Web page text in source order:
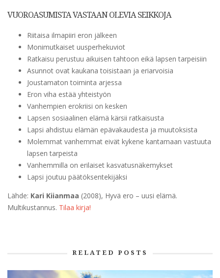
VUOROASUMISTA VASTAAN OLEVIA SEIKKOJA
Riitaisa ilmapiiri eron jälkeen
Monimutkaiset uusperhekuviot
Ratkaisu perustuu aikuisen tahtoon eikä lapsen tarpeisiin
Asunnot ovat kaukana toisistaan ja eriarvoisia
Joustamaton toiminta arjessa
Eron viha estää yhteistyön
Vanhempien erokriisi on kesken
Lapsen sosiaalinen elämä kärsii ratkaisusta
Lapsi ahdistuu elämän epävakaudesta ja muutoksista
Molemmat vanhemmat eivät kykene kantamaan vastuuta
lapsen tarpeista
Vanhemmilla on erilaiset kasvatusnäkemykset
Lapsi joutuu päätöksentekijäksi
Lähde: Kari Kiianmaa (2008), Hyvä ero – uusi elämä.
Multikustannus. Tilaa kirja!
RELATED POSTS